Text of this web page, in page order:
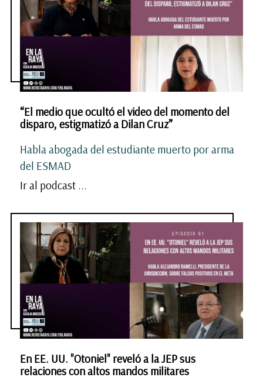
“El medio que ocultó el video del momento del
disparo, estigmatizó a Dilan Cruz”
Habla abogada del estudiante muerto por arma
del ESMAD
Ir al podcast ...
En EE. UU. "Otoniel" reveló a la JEP sus
relaciones con altos mandos militares